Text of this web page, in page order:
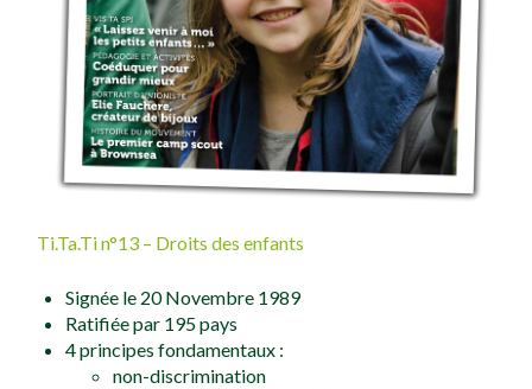
Ti.Ta.Ti n°13 – Droits des enfants
Signée le 20 Novembre 1989
Ratifiée par 195 pays
4 principes fondamentaux :
non-discrimination